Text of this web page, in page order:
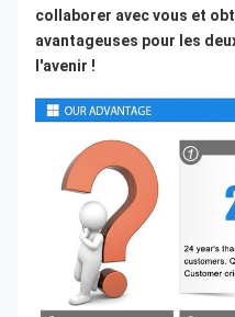
collaborer avec vous et
avantageuses pour les
l'avenir !